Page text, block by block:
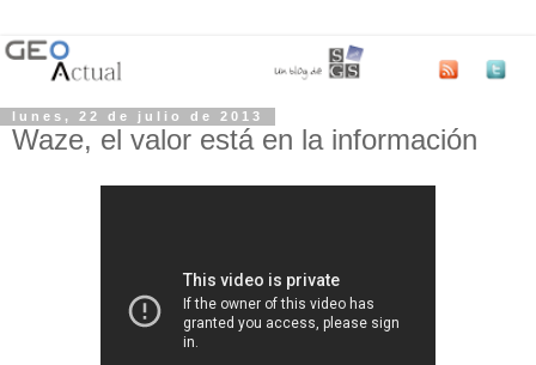
lunes, 22 de julio de 2013
Waze, el valor está en la información